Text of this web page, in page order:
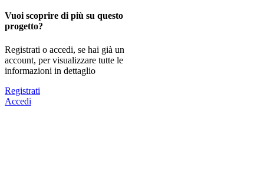
Vuoi scoprire di più su questo
progetto?
Registrati o accedi, se hai già un
account, per visualizzare tutte le
informazioni in dettaglio
Registrati
Accedi